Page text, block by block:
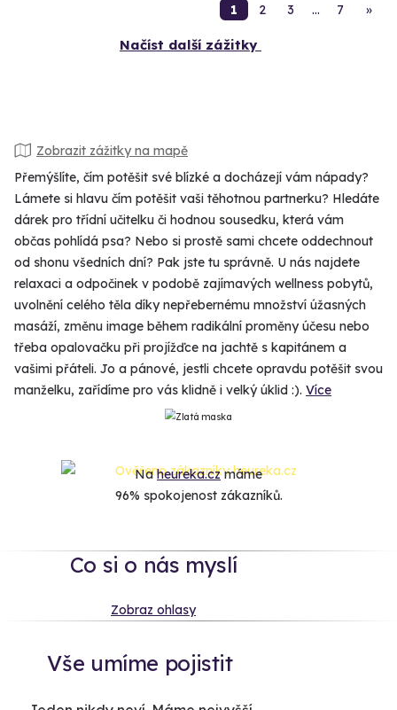
1 2 3 … 7 »
Načíst další zážitky
Zobrazit zážitky na mapě
Přemýšlíte, čím potěšit své blízké a docházejí vám nápady?
Lámete si hlavu čím potěšit vaši těhotnou partnerku? Hledáte
dárek pro třídní učitelku či hodnou sousedku, která vám
občas pohlídá psa? Nebo si prostě sami chcete oddechnout
od shonu všedních dní? Pak jste tu správně. U nás najdete
relaxaci a odpočinek v podobě zajímavých wellness pobytů,
uvolnění celého těla díky nepřebernému množství úžasných
masáží, změnu image během radikální proměny účesu nebo
třeba opalovačku při projížďce na jachtě s kapitánem a
vašimi přáteli. Jo a pánové, jestli chcete opravdu potěšit svou
manželku, zařídíme pro vás klidně i velký úklid :). Více
Naheureka.czmáme
96% spokojenost zákazníků.
Co si o nás myslí
Zobraz ohlasy
Vše umíme pojistit